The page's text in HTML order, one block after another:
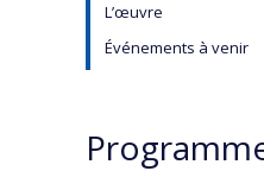
L’œuvre
Événements à venir